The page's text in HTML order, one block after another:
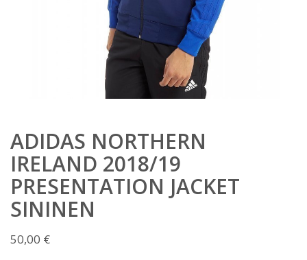
ADIDAS NORTHERN
IRELAND 2018/19
PRESENTATION JACKET
SININEN
50,00 €